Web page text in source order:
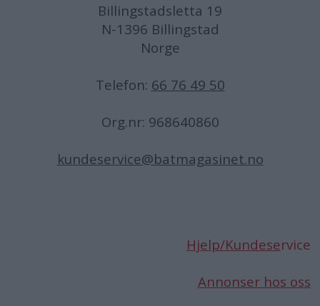
Billingstadsletta 19
N-1396 Billingstad
Norge
Telefon: 66 76 49 50
Org.nr: 968640860
kundeservice@batmagasinet.no
Hjelp/Kundeservice
Annonser hos oss